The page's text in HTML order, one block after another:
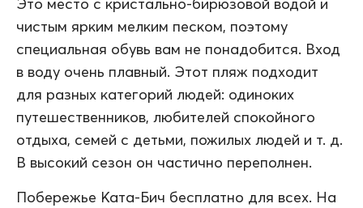
Это место с кристально-бирюзовой водой и
чистым ярким мелким песком, поэтому
специальная обувь вам не понадобится. Вход
в воду очень плавный. Этот пляж подходит
для разных категорий людей: одиноких
путешественников, любителей спокойного
отдыха, семей с детьми, пожилых людей и т. д.
В высокий сезон он частично переполнен.
Побережье Ката-Бич бесплатно для всех. На